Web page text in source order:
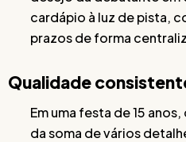
cardápio à luz de pista,
prazos de forma
Qualidade
Em uma festa de 15
da soma de vários